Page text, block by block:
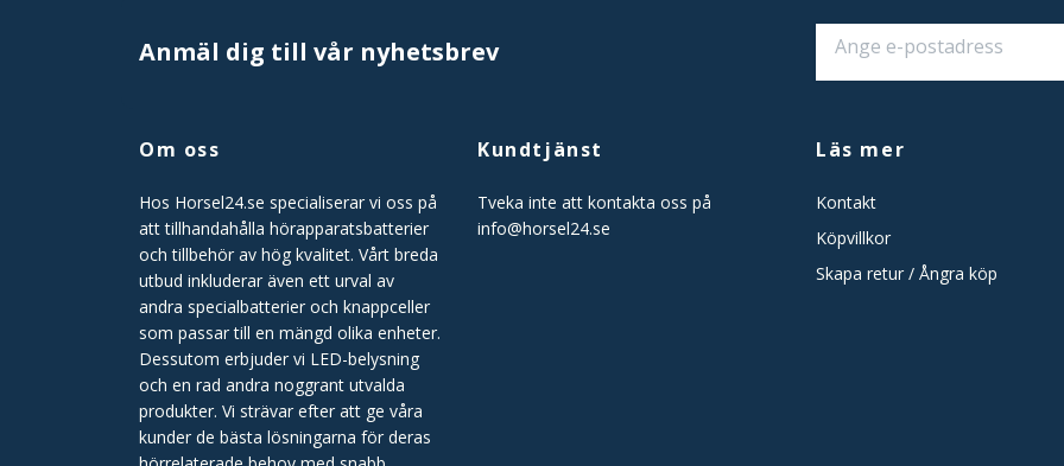
Anmäl dig till vår nyhetsbrev
Om oss
Hos Horsel24.se specialiserar vi oss på
att tillhandahålla hörapparatsbatterier
och tillbehör av hög kvalitet. Vårt breda
utbud inkluderar även ett urval av
andra specialbatterier och knappceller
som passar till en mängd olika enheter.
Dessutom erbjuder vi LED-belysning
och en rad andra noggrant utvalda
produkter. Vi strävar efter att ge våra
kunder de bästa lösningarna för deras
Kundtjänst
Tveka inte att kontakta oss på
info@horsel24.se
Läs mer
Kontakt
Köpvillkor
Skapa retur / Ångra köp